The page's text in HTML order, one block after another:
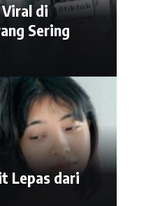
Viral di
Sering
Lepas dari